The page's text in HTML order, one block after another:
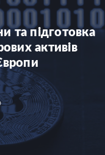
та підготовка
активів